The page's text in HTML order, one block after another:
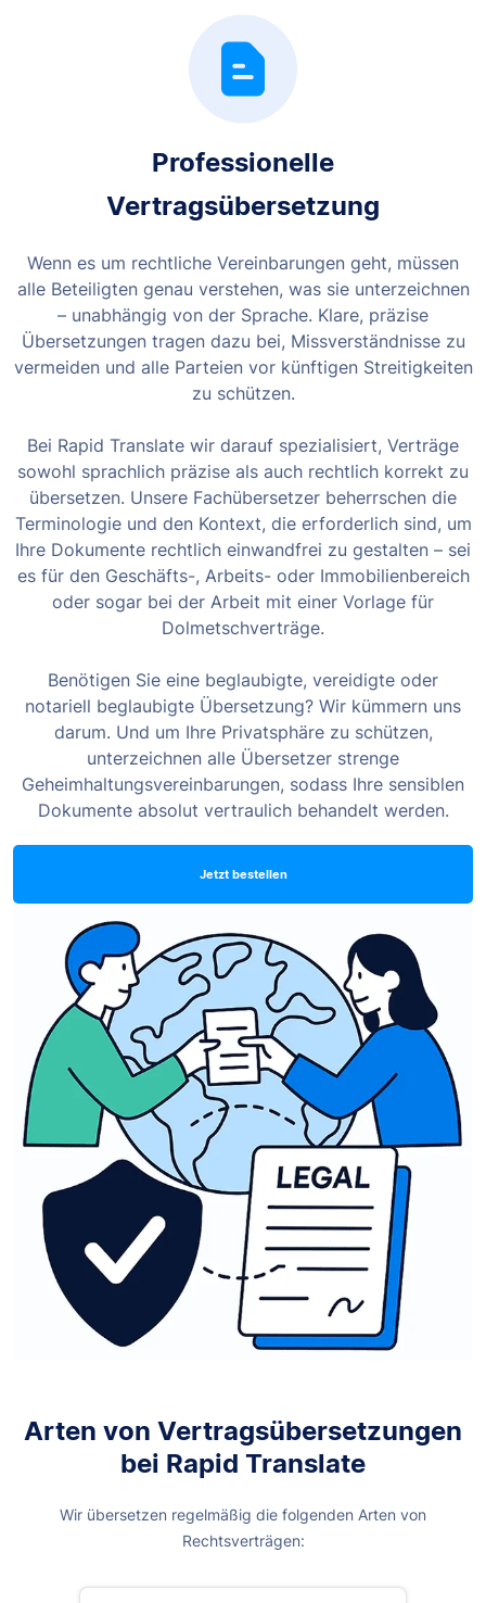
Professionelle
Vertragsübersetzung
Wenn es um rechtliche Vereinbarungen geht, müssen
alle Beteiligten genau verstehen, was sie unterzeichnen
– unabhängig von der Sprache. Klare, präzise
Übersetzungen tragen dazu bei, Missverständnisse zu
vermeiden und alle Parteien vor künftigen Streitigkeiten
zu schützen.
Bei Rapid Translate wir darauf spezialisiert, Verträge
sowohl sprachlich präzise als auch rechtlich korrekt zu
übersetzen. Unsere Fachübersetzer beherrschen die
Terminologie und den Kontext, die erforderlich sind, um
Ihre Dokumente rechtlich einwandfrei zu gestalten – sei
es für den Geschäfts-, Arbeits- oder Immobilienbereich
oder sogar bei der Arbeit mit einer Vorlage für
Dolmetschverträge.
Benötigen Sie eine beglaubigte, vereidigte oder
notariell beglaubigte Übersetzung? Wir kümmern uns
darum. Und um Ihre Privatsphäre zu schützen,
unterzeichnen alle Übersetzer strenge
Geheimhaltungsvereinbarungen, sodass Ihre sensiblen
Dokumente absolut vertraulich behandelt werden.
Jetzt bestellen
Arten von Vertragsübersetzungen
bei Rapid Translate
Wir übersetzen regelmäßig die folgenden Arten von
Rechtsverträgen: